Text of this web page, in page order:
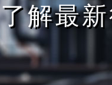
了解最